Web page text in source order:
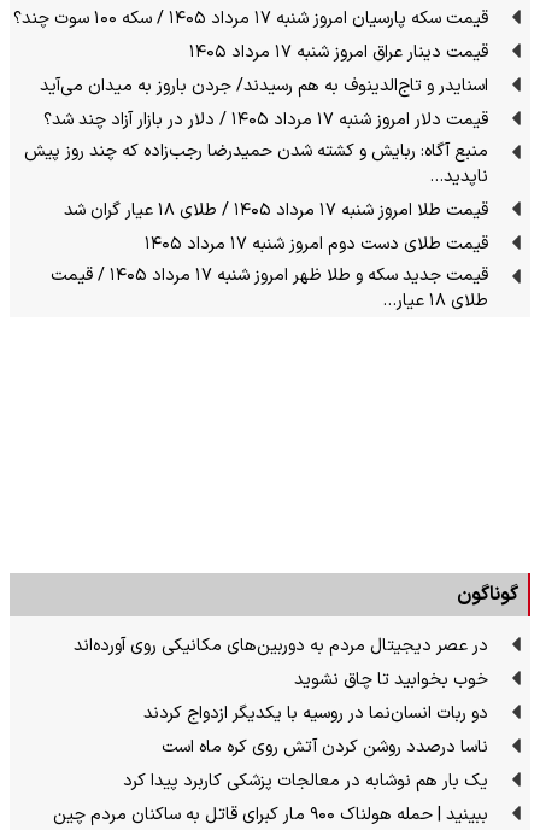
قیمت سکه پارسیان امروز شنبه ۱۷ مرداد ۱۴۰۵ / سکه ۱۰۰ سوت چند؟
قیمت دینار عراق امروز شنبه ۱۷ مرداد ۱۴۰۵
اسنایدر و تاج‌الدینوف به هم رسیدند/ جردن باروز به میدان می‌آید
قیمت دلار امروز شنبه ۱۷ مرداد ۱۴۰۵ / دلار در بازار آزاد چند شد؟
منبع آگاه: ربایش و کشته شدن حمیدرضا رجب‌زاده که چند روز پیش
ناپدید…
قیمت طلا امروز شنبه ۱۷ مرداد ۱۴۰۵ / طلای ۱۸ عیار گران شد
قیمت طلای دست دوم امروز شنبه ۱۷ مرداد ۱۴۰۵
قیمت جدید سکه و طلا ظهر امروز شنبه ۱۷ مرداد ۱۴۰۵ / قیمت
طلای ۱۸ عیار…
گوناگون
در عصر دیجیتال مردم به دوربین‌های مکانیکی روی آورده‌اند
خوب بخوابید تا چاق نشوید
دو ربات انسان‌نما در روسیه با یکدیگر ازدواج کردند
ناسا درصدد روشن کردن آتش روی کره ماه است
یک بار هم نوشابه در معالجات پزشکی کاربرد پیدا کرد
ببینید | حمله هولناک ۹۰۰ مار کبرای قاتل به ساکنان مردم چین